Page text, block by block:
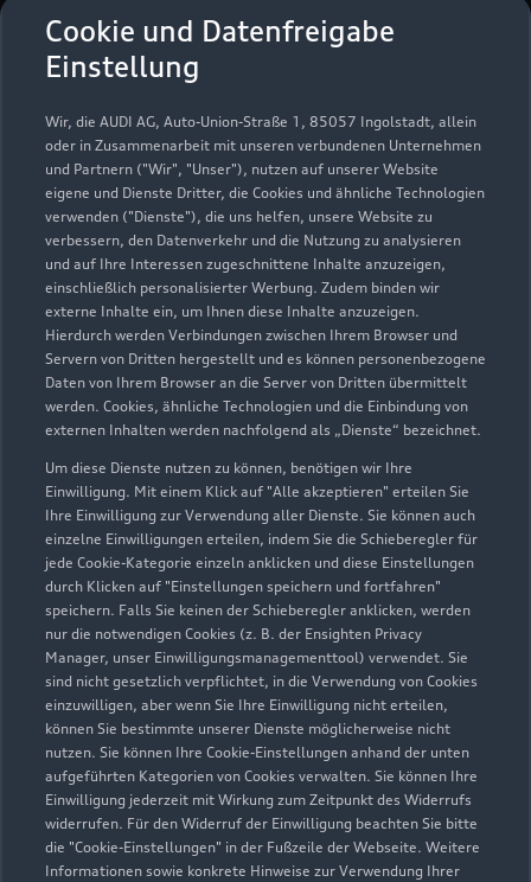
Cookie und Datenfreigabe
Einstellung
Wir, die AUDI AG, Auto-Union-Straße 1, 85057 Ingolstadt, allein
oder in Zusammenarbeit mit unseren verbundenen Unternehmen
und Partnern ("Wir", "Unser"), nutzen auf unserer Website
eigene und Dienste Dritter, die Cookies und ähnliche Technologien
verwenden ("Dienste"), die uns helfen, unsere Website zu
verbessern, den Datenverkehr und die Nutzung zu analysieren
und auf Ihre Interessen zugeschnittene Inhalte anzuzeigen,
einschließlich personalisierter Werbung. Zudem binden wir
externe Inhalte ein, um Ihnen diese Inhalte anzuzeigen.
Hierdurch werden Verbindungen zwischen Ihrem Browser und
Servern von Dritten hergestellt und es können personenbezogene
Daten von Ihrem Browser an die Server von Dritten übermittelt
werden. Cookies, ähnliche Technologien und die Einbindung von
externen Inhalten werden nachfolgend als „Dienste“ bezeichnet.
Um diese Dienste nutzen zu können, benötigen wir Ihre
Einwilligung. Mit einem Klick auf "Alle akzeptieren" erteilen Sie
Ihre Einwilligung zur Verwendung aller Dienste. Sie können auch
einzelne Einwilligungen erteilen, indem Sie die Schieberegler für
jede Cookie-Kategorie einzeln anklicken und diese Einstellungen
durch Klicken auf "Einstellungen speichern und fortfahren"
speichern. Falls Sie keinen der Schieberegler anklicken, werden
nur die notwendigen Cookies (z. B. der Ensighten Privacy
Manager, unser Einwilligungsmanagementtool) verwendet. Sie
sind nicht gesetzlich verpflichtet, in die Verwendung von Cookies
einzuwilligen, aber wenn Sie Ihre Einwilligung nicht erteilen,
können Sie bestimmte unserer Dienste möglicherweise nicht
nutzen. Sie können Ihre Cookie-Einstellungen anhand der unten
aufgeführten Kategorien von Cookies verwalten. Sie können Ihre
Einwilligung jederzeit mit Wirkung zum Zeitpunkt des Widerrufs
widerrufen. Für den Widerruf der Einwilligung beachten Sie bitte
die "Cookie-Einstellungen" in der Fußzeile der Webseite. Weitere
Informationen sowie konkrete Hinweise zur Verwendung Ihrer
Bad Kötzting
Servicepartner e-tron
Lehmgasse 14
93444 Bad Kötzting
09941 94580
info@autohaus-silberbauer.de
Kontaktdaten herunterladen
Öffnungszeiten
Verkauf
Geschlossen,öffnet amMontag 07:30